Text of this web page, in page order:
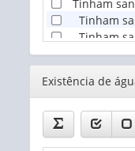
Tinham
Tinham
Tinham
Tinham
Não
Editor
Existência de